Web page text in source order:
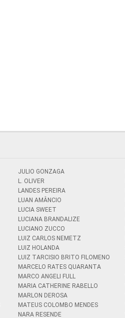
JULIO GONZAGA
L. OLIVER
LANDES PEREIRA
LUAN AMÂNCIO
LUCIA SWEET
LUCIANA BRANDALIZE
LUCIANO ZUCCO
LUIZ CARLOS NEMETZ
LUIZ HOLANDA
LUIZ TARCISIO BRITO FILOMENO
MARCELO RATES QUARANTA
MARCO ANGELI FULL
MARIA CATHERINE RABELLO
MARLON DEROSA
MATEUS COLOMBO MENDES
NARA RESENDE